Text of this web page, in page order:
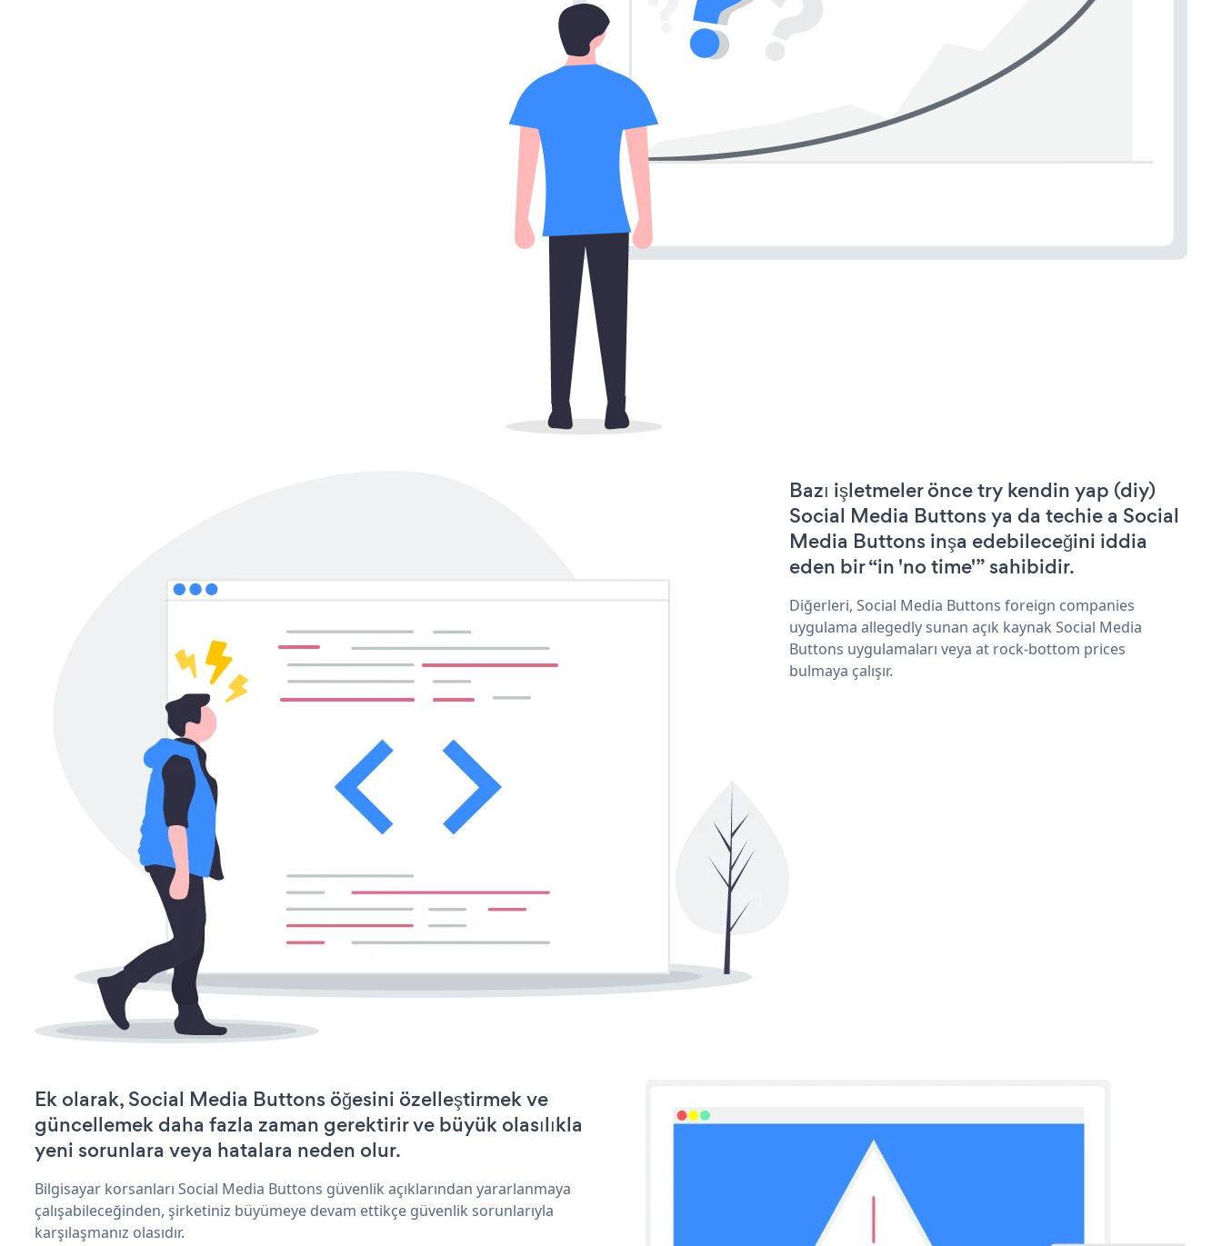
Bazı işletmeler önce try kendin yap (diy)
Social Media Buttons ya da techie a Social
Media Buttons inşa edebileceğini iddia
eden bir “in 'no time'” sahibidir.
Diğerleri, Social Media Buttons foreign companies
uygulama allegedly sunan açık kaynak Social Media
Buttons uygulamaları veya at rock-bottom prices
bulmaya çalışır.
Ek olarak, Social Media Buttons öğesini özelleştirmek ve
güncellemek daha fazla zaman gerektirir ve büyük olasılıkla
yeni sorunlara veya hatalara neden olur.
Bilgisayar korsanları Social Media Buttons güvenlik açıklarından yararlanmaya
çalışabileceğinden, şirketiniz büyümeye devam ettikçe güvenlik sorunlarıyla
karşılaşmanız olasıdır.